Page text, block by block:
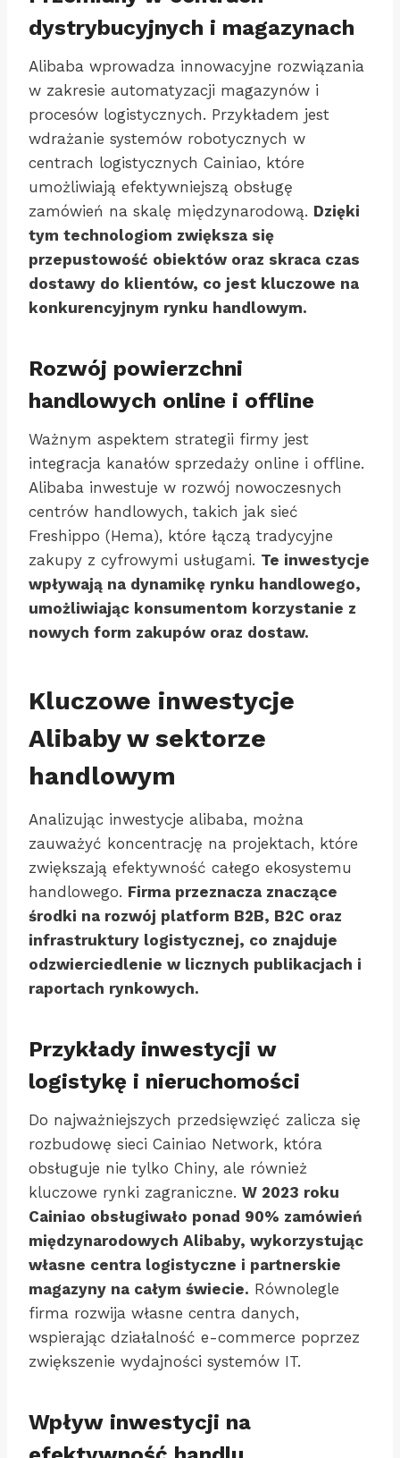
dystrybucyjnych i magazynach
Alibaba wprowadza innowacyjne rozwiązania
w zakresie automatyzacji magazynów i
procesów logistycznych. Przykładem jest
wdrażanie systemów robotycznych w
centrach logistycznych Cainiao, które
umożliwiają efektywniejszą obsługę
zamówień na skalę międzynarodową. Dzięki
tym technologiom zwiększa się
przepustowość obiektów oraz skraca czas
dostawy do klientów, co jest kluczowe na
konkurencyjnym rynku handlowym.
Rozwój powierzchni
handlowych online i offline
Ważnym aspektem strategii firmy jest
integracja kanałów sprzedaży online i offline.
Alibaba inwestuje w rozwój nowoczesnych
centrów handlowych, takich jak sieć
Freshippo (Hema), które łączą tradycyjne
zakupy z cyfrowymi usługami. Te inwestycje
wpływają na dynamikę rynku handlowego,
umożliwiając konsumentom korzystanie z
nowych form zakupów oraz dostaw.
Kluczowe inwestycje
Alibaby w sektorze
handlowym
Analizując inwestycje alibaba, można
zauważyć koncentrację na projektach, które
zwiększają efektywność całego ekosystemu
handlowego. Firma przeznacza znaczące
środki na rozwój platform B2B, B2C oraz
infrastruktury logistycznej, co znajduje
odzwierciedlenie w licznych publikacjach i
raportach rynkowych.
Przykłady inwestycji w
logistykę i nieruchomości
Do najważniejszych przedsięwzięć zalicza się
rozbudowę sieci Cainiao Network, która
obsługuje nie tylko Chiny, ale również
kluczowe rynki zagraniczne. W 2023 roku
Cainiao obsługiwało ponad 90% zamówień
międzynarodowych Alibaby, wykorzystując
własne centra logistyczne i partnerskie
magazyny na całym świecie. Równolegle
firma rozwija własne centra danych,
wspierając działalność e-commerce poprzez
zwiększenie wydajności systemów IT.
Wpływ inwestycji na